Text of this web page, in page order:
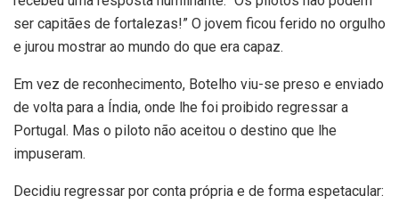
ser capitães de fortalezas!” O jovem ficou ferido no orgulho
e jurou mostrar ao mundo do que era capaz.
Em vez de reconhecimento, Botelho viu-se preso e enviado
de volta para a Índia, onde lhe foi proibido regressar a
Portugal. Mas o piloto não aceitou o destino que lhe
impuseram.
Decidiu regressar por conta própria e de forma espetacular: